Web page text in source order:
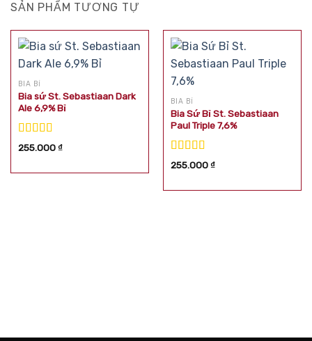
SẢN PHẨM TƯƠNG TỰ
BIA BỈ
Bia sứ St. Sebastiaan Dark
Ale 6,9% Bỉ
Được xếp
255.000₫
BIA BỈ
Bia Sứ Bỉ St. Sebastiaan
Paul Triple 7,6%
Được xếp
255.000₫